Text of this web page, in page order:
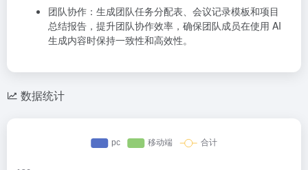
团队协作：生成团队任务分配表、会议记录模板和项目
总结报告，提升团队协作效率，确保团队成员在使用 AI
生成内容时保持一致性和高效性。
数据统计